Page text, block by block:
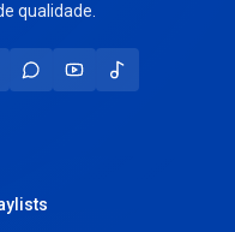
qualidade.